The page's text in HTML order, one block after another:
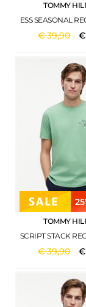
TOMMY
€39,90
TOMMY
€39,90